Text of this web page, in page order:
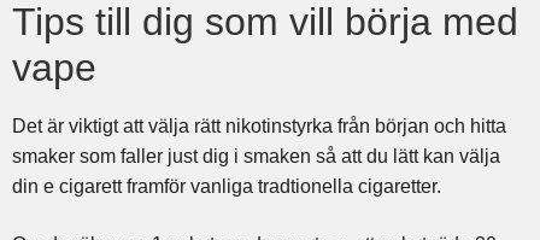
Tips till dig som vill börja med
vape
Det är viktigt att välja rätt nikotinstyrka från början och hitta
smaker som faller just dig i smaken så att du lätt kan välja
din e cigarett framför vanliga tradtionella cigaretter.